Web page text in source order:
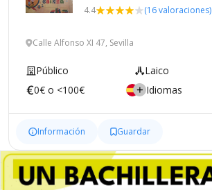
4.4 (16 valoraciones)
Calle Alfonso XI 47, Sevilla
Público Laico
0€ o <100€
Idiomas
Información Guardar